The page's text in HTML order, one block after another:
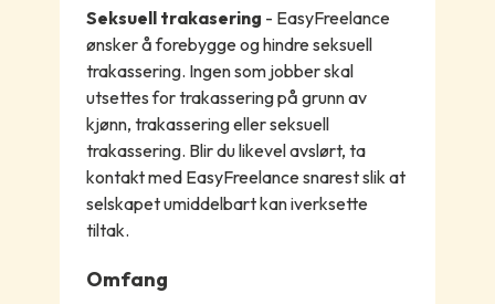
Seksuell trakasering - EasyFreelance
ønsker å forebygge og hindre seksuell
trakassering. Ingen som jobber skal
utsettes for trakassering på grunn av
kjønn, trakassering eller seksuell
trakassering. Blir du likevel avslørt, ta
kontakt med EasyFreelance snarest slik at
selskapet umiddelbart kan iverksette
tiltak.
Omfang